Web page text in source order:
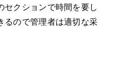
セクションで時間を要し
るので管理者は適切な采